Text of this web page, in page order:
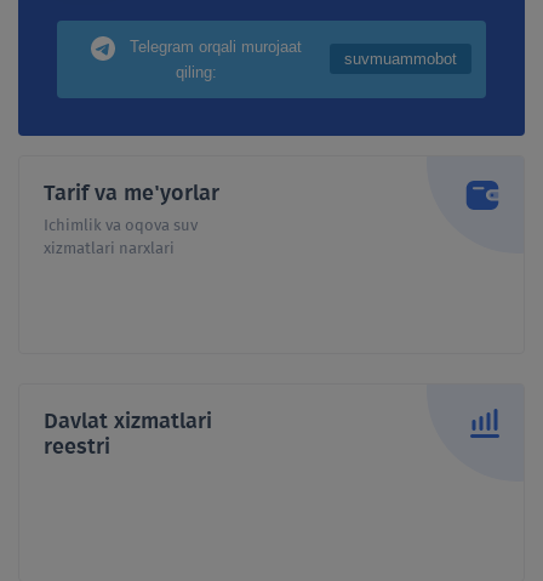
Emissiya risolasi
strategiyasi
Hisobotlar
Muhim faktlar
Tariflar
Telegram orqali murojaat
qiling:
suvmuammobot
Tarif va me'yorlar
Ichimlik va oqova suv
xizmatlari narxlari
Davlat xizmatlari
reestri